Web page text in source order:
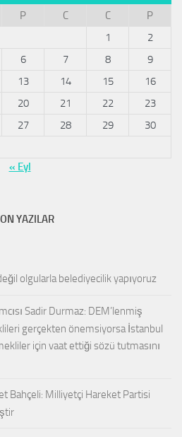
P C C
P
1
2
6 7 8
9
13 14 15
16
20 21 22
23
27 28 29
30
« Eyl
YAZILAR
olgularla belediyecilik yapıyoruz
Sadir Durmaz: DEM’lenmiş
gerçekten önemsiyorsa İstanbul
için vaat ettiği sözü tutmasını
Bahçeli: Milliyetçi Hareket Partisi